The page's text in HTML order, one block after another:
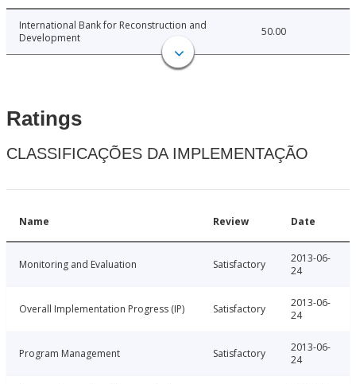
International Bank for Reconstruction and
Development
50.00
Ratings
CLASSIFICAÇÕES DA IMPLEMENTAÇÃO
Name Review Date
Monitoring and Evaluation Satisfactory
2013-06-
24
Overall Implementation Progress (IP) Satisfactory
2013-06-
24
Program Management Satisfactory
2013-06-
24